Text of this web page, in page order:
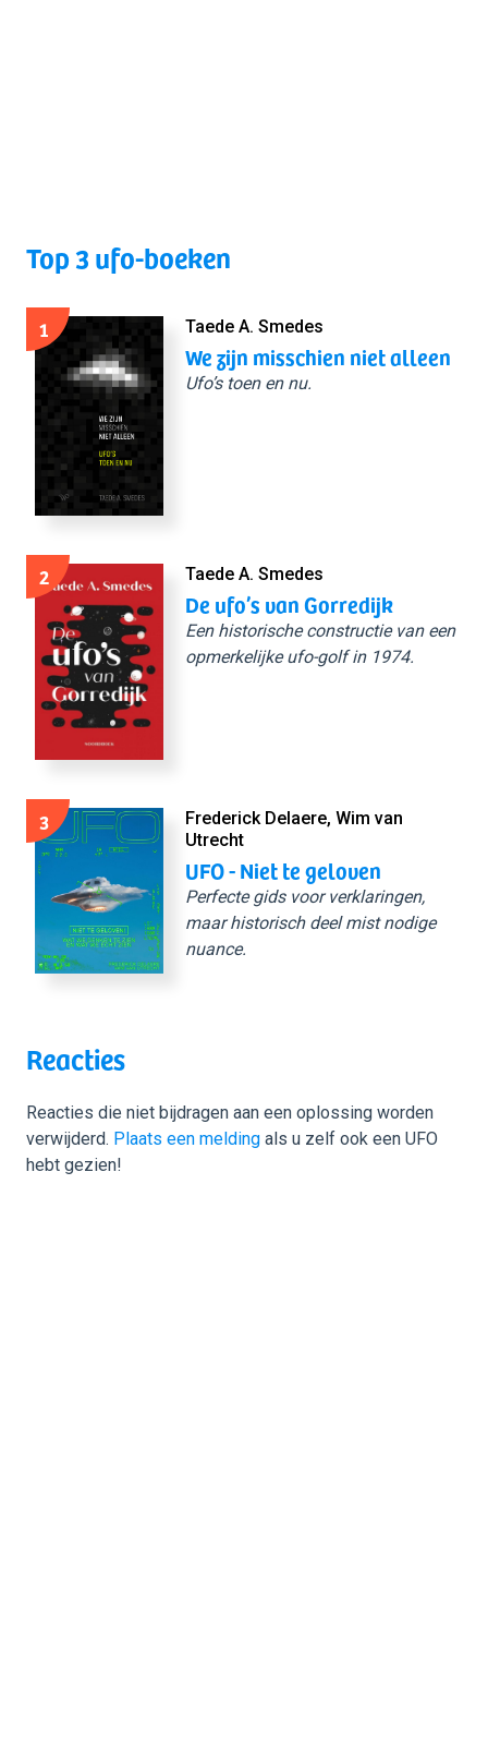
Top 3 ufo-boeken
1 Taede A. Smedes
We zijn misschien niet alleen
Ufo’s toen en nu.
2 Taede A. Smedes
De ufo’s van Gorredijk
Een historische constructie van een
opmerkelijke ufo-golf in 1974.
3
Frederick Delaere, Wim van
Utrecht
UFO - Niet te geloven
Perfecte gids voor verklaringen,
maar historisch deel mist nodige
nuance.
Reacties
Reacties die niet bijdragen aan een oplossing worden
verwijderd. Plaats een melding als u zelf ook een UFO
hebt gezien!